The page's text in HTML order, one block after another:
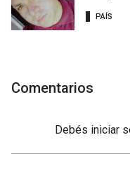
PAÍS
Comentarios
Debés iniciar